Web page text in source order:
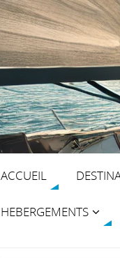
ACCUEIL
HEBERGEMENTS